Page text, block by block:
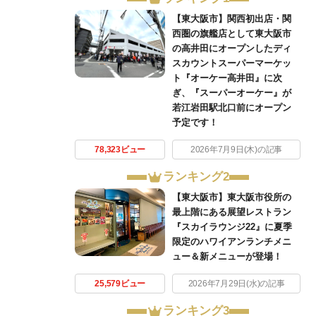
【東大阪市】関西初出店・関
西圏の旗艦店として東大阪市
の高井田にオープンしたディ
スカウントスーパーマーケッ
ト『オーケー高井田』に次
ぎ、『スーパーオーケー』が
若江岩田駅北口前にオープン
予定です！
78,323ビュー 2026年7月9日(木)の記事
ランキング2
【東大阪市】東大阪市役所の
最上階にある展望レストラン
『スカイラウンジ22』に夏季
限定のハワイアンランチメニ
ュー＆新メニューが登場！
25,579ビュー 2026年7月29日(水)の記事
ランキング3